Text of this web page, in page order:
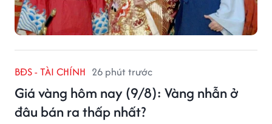
BĐS - TÀI CHÍNH 26 phút trước
Giá vàng hôm nay (9/8): Vàng nhẫn ở
đâu bán ra thấp nhất?